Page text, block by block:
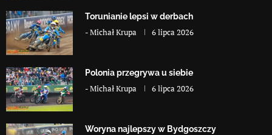
Torunianie lepsi w derbach
-Michał Krupa 6 lipca 2026
Polonia przegrywa u siebie
-Michał Krupa 6 lipca 2026
Woryna najlepszy w Bydgoszczy